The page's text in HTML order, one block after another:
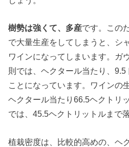
樹勢は強くて、多産です。この
で大量生産をしてしまうと、シ
ワインになってしまいます。ガ
則では、ヘクタール当たり、
ことになっています。ワインの
ヘクタール当たり66.5ヘクトリ
では、45.5ヘクトリットルまで
植栽密度は、比較的高めの、ヘ